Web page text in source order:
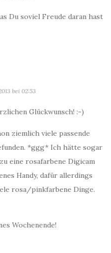
Du soviel Freude daran hast
bei 02:53
Glückwunsch! :-)
ziemlich viele passende
*ggg* Ich hätte sogar
eine rosafarbene Digicam
Handy, dafür allerdings
rosa/pinkfarbene Dinge.
Wochenende!